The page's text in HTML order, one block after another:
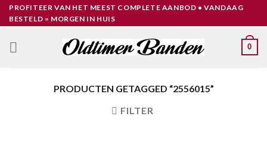
SkipPROFITEER VAN HET MEEST COMPLETE AANBOD • VANDAAG
BESTELD = MORGEN IN HUIS
0
PRODUCTEN GETAGGED “2556015”
FILTER